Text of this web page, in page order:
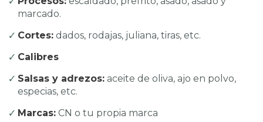
marcado.
Cortes: dados, rodajas, juliana, tiras, etc.
Calibres
Salsas y adrezos: aceite de oliva, ajo en polvo,
especias, etc.
Marcas: CN o tu propia marca